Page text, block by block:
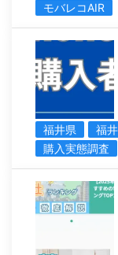
モバレコAIR
福井県
福
購入実態調査